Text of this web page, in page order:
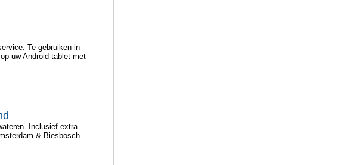
Te gebruiken in
uw Android-tablet met
Inclusief extra
& Biesbosch.